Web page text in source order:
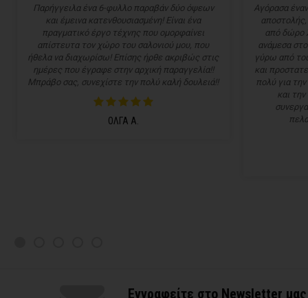
Παρήγγειλα ένα 6-φυλλο παραβάν δύο όψεων
και έμεινα κατενθουσιασμένη! Είναι ένα
πραγματικό έργο τέχνης που ομορφαίνει
απίστευτα τον χώρο του σαλονιού μου, που
ήθελα να διαχωρίσω! Επίσης ήρθε ακριβώς στις
ημέρες που έγραφε στην αρχική παραγγελία!!
Μπράβο σας, συνεχίστε την πολύ καλή δουλειά!!
ΟΛΓΑ Α.
Αγόρασα
από δώρο
ανάμεσα
γύρω από
και
πολύ για
και
Εγγραφείτε στο Newsletter μας